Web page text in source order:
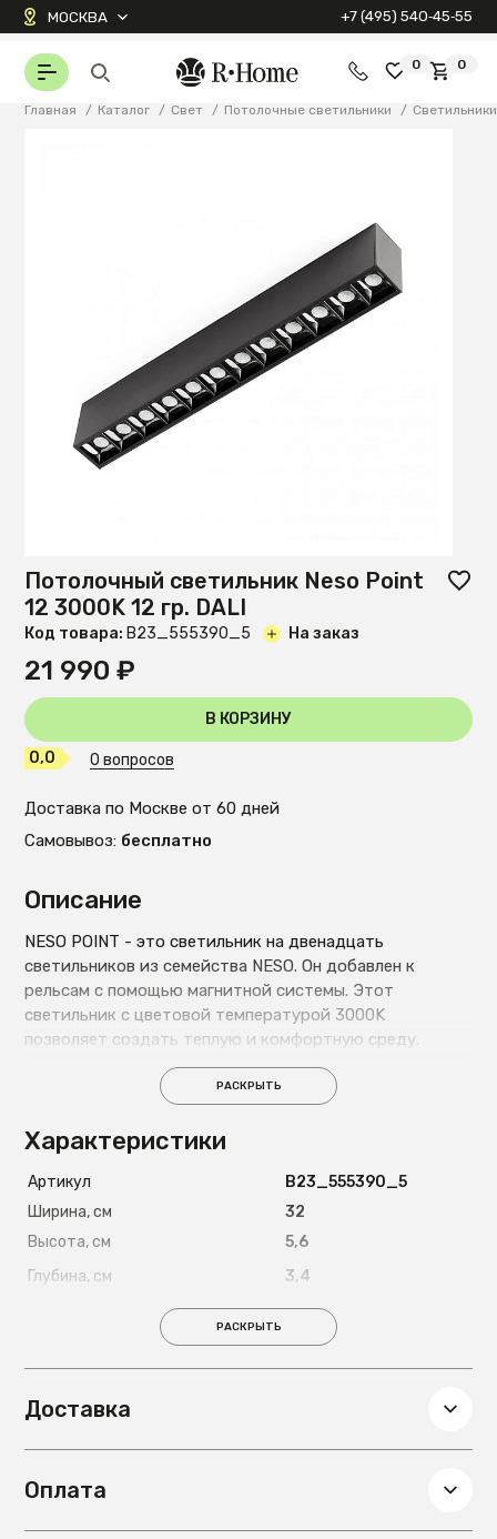
МОСКВА +7 (495) 540‑45‑55
0 0
Главная / Каталог / Свет / Потолочные светильники / Светильники
Описание
NESO POINT - это светильник на двенадцать
светильников из семейства NESO. Он добавлен к
рельсам с помощью магнитной системы. Этот
светильник с цветовой температурой 3000K
позволяет создать теплую и комфортную среду.
Система DALI позволяет регулировать интенсивность
РАСКРЫТЬ
Характеристики
Артикул
B23_555390_5
Ширина, см
32
Высота, см
5,6
Глубина, см
3,4
0,5
РАСКРЫТЬ
Доставка
Оплата
Потолочный светильник Neso Point
12 3000K 12 гр. DALI
Код товара: B23_555390_5 На заказ
21 990 ₽
В КОРЗИНУ
0,0 0 вопросов
Доставка по Москве от 60 дней
Самовывоз: бесплатно